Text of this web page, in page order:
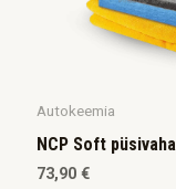
Autokeemia
NCP Soft püsivaha
73,90 €